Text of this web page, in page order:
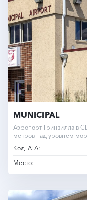
MUNICIPAL
Аэропорт Гринвилла в
метров над уровнем
Код IATA:
Место: